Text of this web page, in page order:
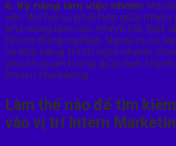
6. Kỹ năng làm việc nhóm:
việc đòi hỏi sự phối hợp giữa nhiều
khả năng làm việc nhóm tốt, biết
hỗ trợ đồng nghiệp. Ngoài ra, sự
và khả năng thích nghi nhanh
yếu tố quan trọng giúp bạn
Intern Marketing.
Làm thế nào để tìm
vào vị trí Intern